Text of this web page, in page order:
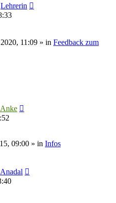
Lehrerin
11:09 » in Feedback zum
Anke
09:00 » in Infos
Anadal